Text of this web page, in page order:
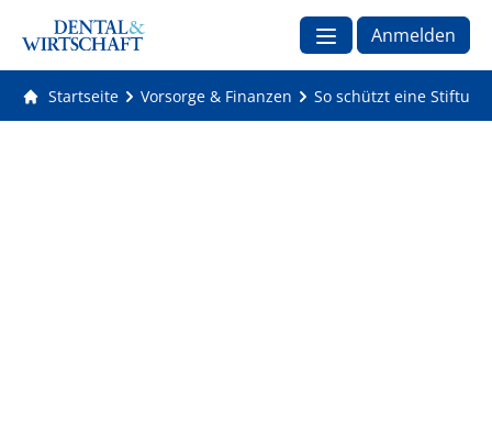
Anmelden
Startseite Vorsorge & Finanzen So schützt eine